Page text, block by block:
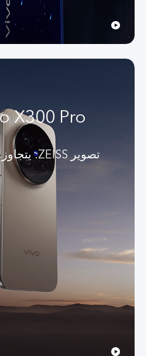
X300 Pro
تصوير ZEISS. يتجاوز الحدود.